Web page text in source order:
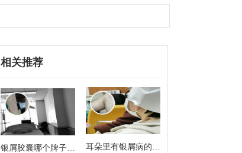
相关推荐
银屑胶囊哪个牌子效
耳朵里有银屑病的症